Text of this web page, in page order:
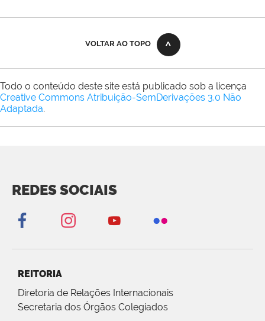
VOLTAR AO TOPO
Todo o conteúdo deste site está publicado sob a licença
Creative Commons Atribuição-SemDerivações 3.0 Não
Adaptada.
REDES SOCIAIS
REITORIA
Diretoria de Relações Internacionais
Secretaria dos Órgãos Colegiados